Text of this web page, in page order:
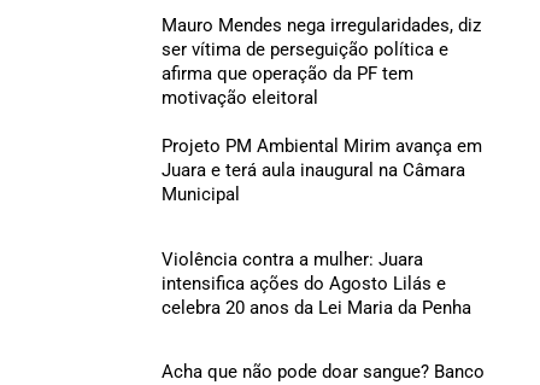
Mauro Mendes nega irregularidades, diz
ser vítima de perseguição política e
afirma que operação da PF tem
motivação eleitoral
Projeto PM Ambiental Mirim avança em
Juara e terá aula inaugural na Câmara
Municipal
Violência contra a mulher: Juara
intensifica ações do Agosto Lilás e
celebra 20 anos da Lei Maria da Penha
Acha que não pode doar sangue? Banco